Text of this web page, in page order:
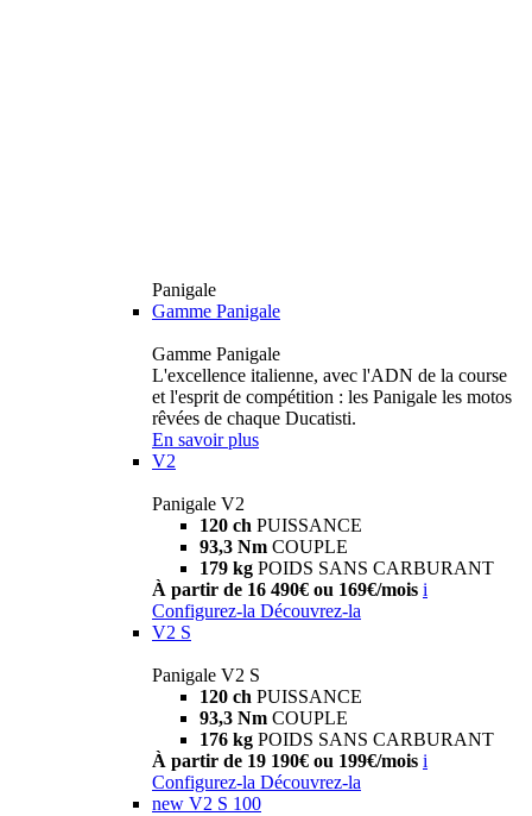
Panigale
Gamme Panigale
Gamme Panigale
L'excellence italienne, avec l'ADN de la course
et l'esprit de compétition : les Panigale les motos
rêvées de chaque Ducatisti.
En savoir plus
V2
Panigale V2
120 ch PUISSANCE
93,3 Nm COUPLE
179 kg POIDS SANS CARBURANT
À partir de 16 490€ ou 169€/mois i
Configurez-la Découvrez-la
V2 S
Panigale V2 S
120 ch PUISSANCE
93,3 Nm COUPLE
176 kg POIDS SANS CARBURANT
À partir de 19 190€ ou 199€/mois i
Configurez-la Découvrez-la
new V2 S 100